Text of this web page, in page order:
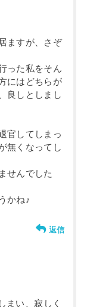
ますが、さぞ
った私をそん
にはどちらが
良しとしまし
官してしまっ
無くなってし
せんでした
かね♪
返信
まい、寂しく